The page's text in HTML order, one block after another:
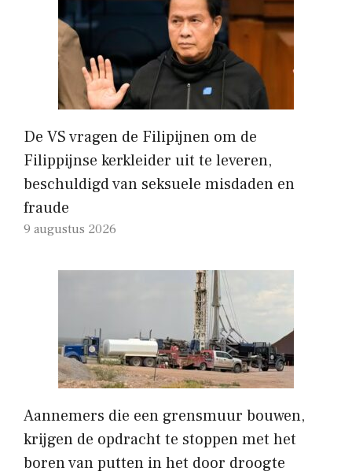
De VS vragen de Filipijnen om de
Filippijnse kerkleider uit te leveren,
beschuldigd van seksuele misdaden en
fraude
9 augustus 2026
Aannemers die een grensmuur bouwen,
krijgen de opdracht te stoppen met het
boren van putten in het door droogte